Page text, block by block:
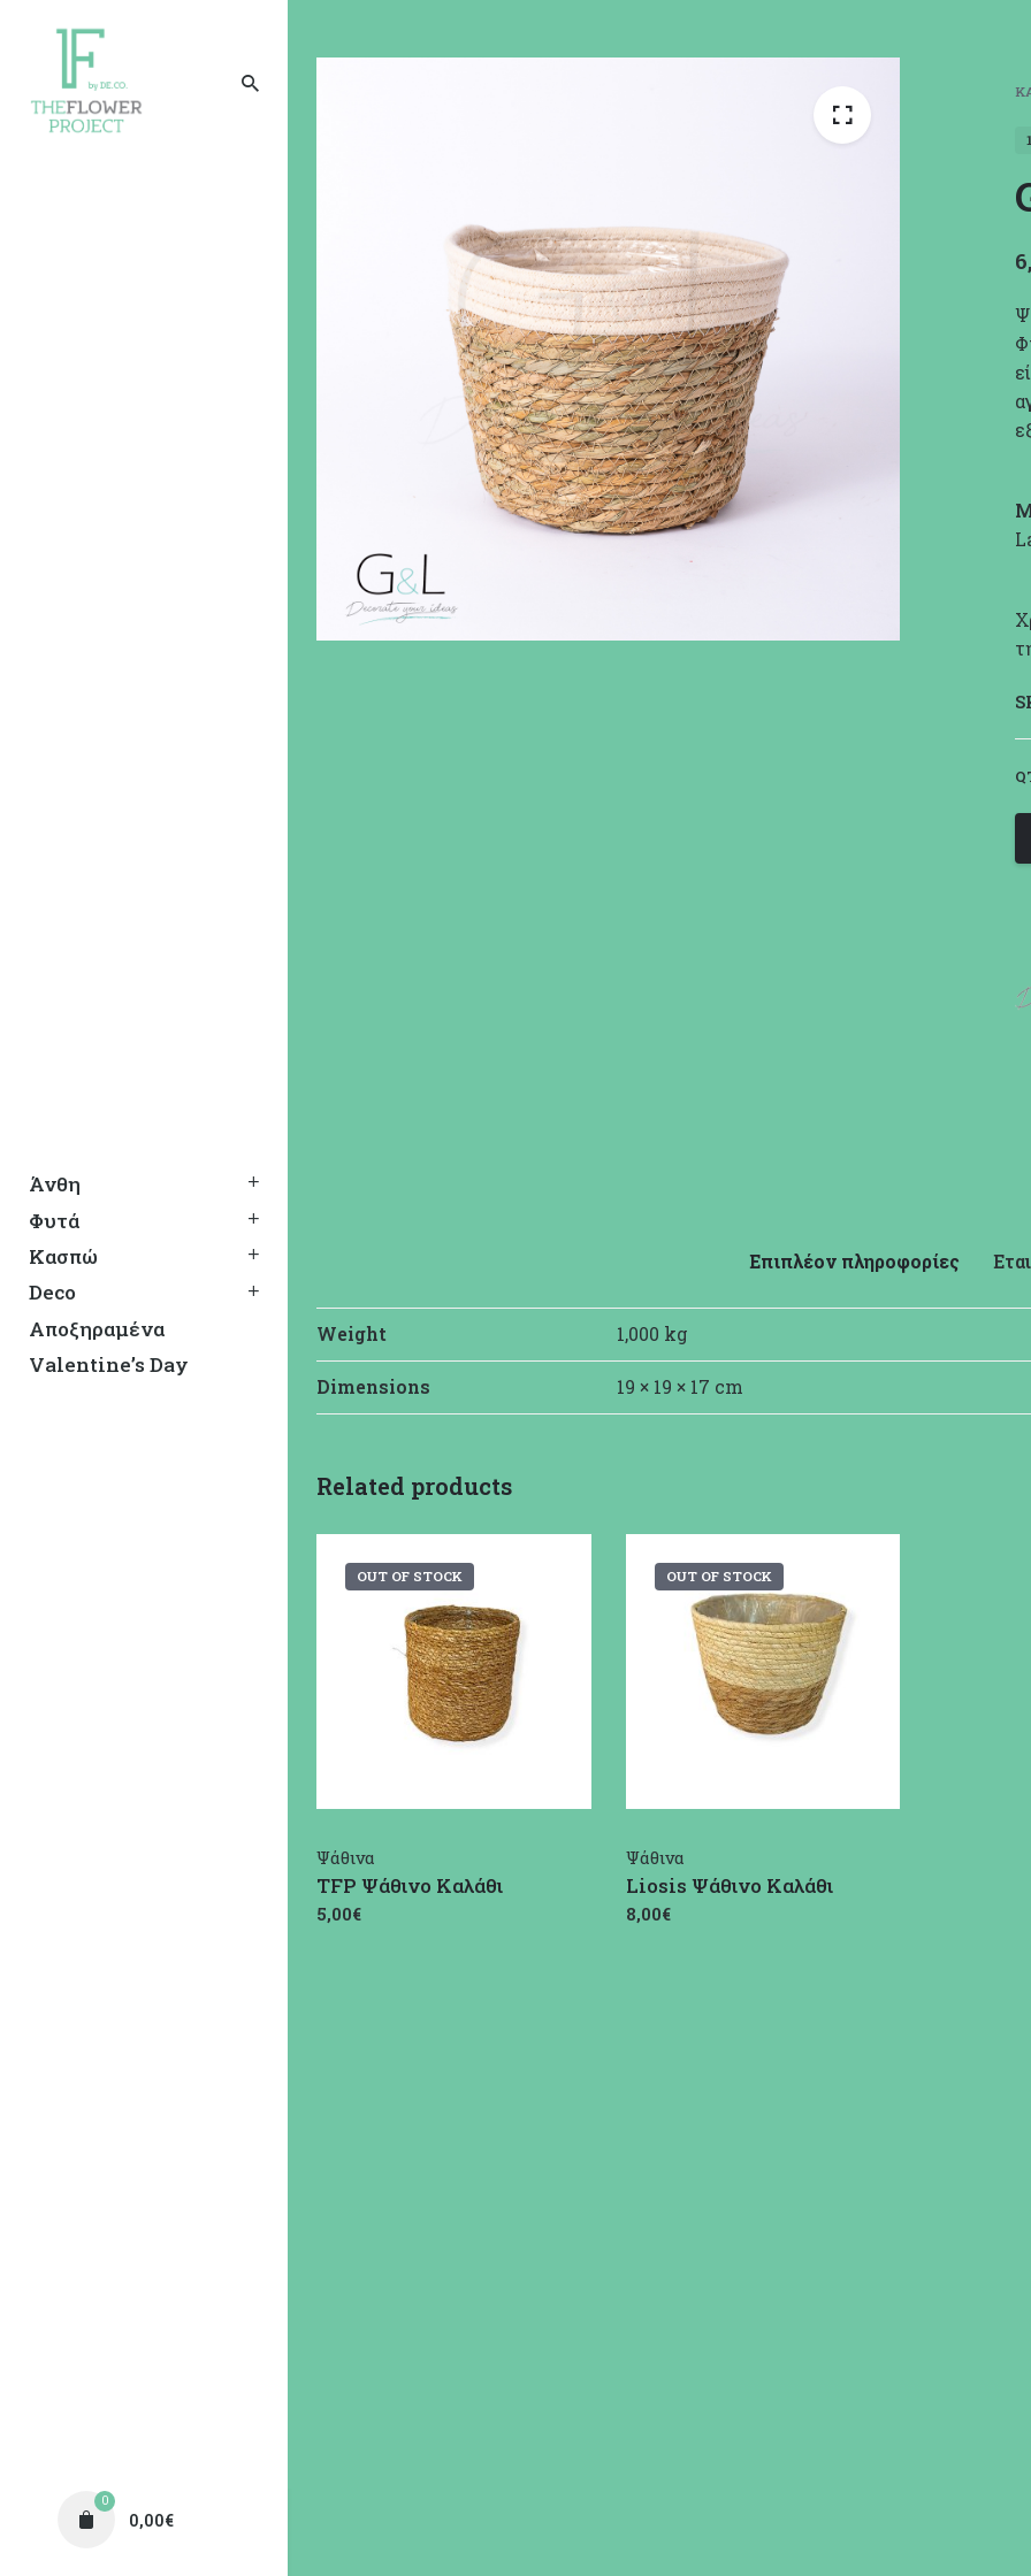
Άνθη
Φυτά
Κασπώ
Deco
Αποξηραμένα
Valentine’s Day
0,00€
0
Επιπλέον πληροφορίες
Weight 1,000 kg
Dimensions 19 × 19 × 17 cm
Related products
OUT OF STOCK
Ψάθινα
TFP Ψάθινο Καλάθι
5,00€
OUT OF STOCK
Ψάθινα
Liosis Ψάθινο Καλάθι
8,00€